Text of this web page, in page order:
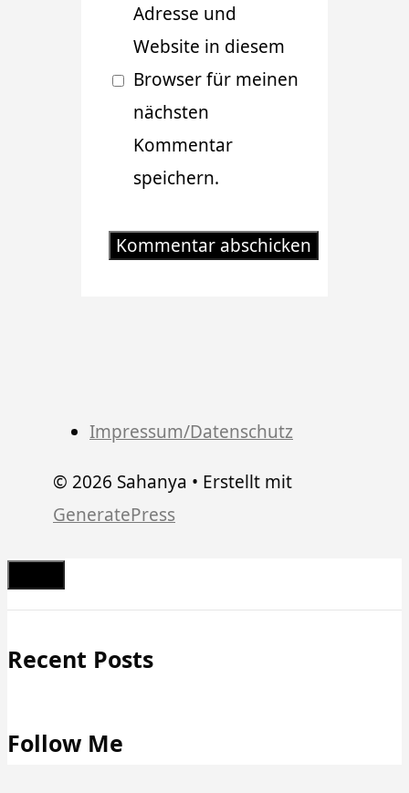
Adresse und
Website in diesem
Browser für meinen
nächsten
Kommentar
speichern.
Impressum/Datenschutz
© 2026 Sahanya • Erstellt mit
GeneratePress
Schließen
Recent Posts
Follow Me